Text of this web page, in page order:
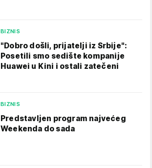
BIZNIS
"Dobro došli, prijatelji iz Srbije":
Posetili smo sedište kompanije
Huawei u Kini i ostali zatečeni
BIZNIS
Predstavljen program najvećeg
Weekenda do sada